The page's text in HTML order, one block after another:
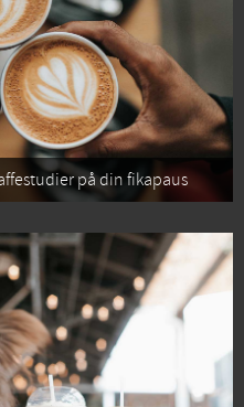
på din fikapaus